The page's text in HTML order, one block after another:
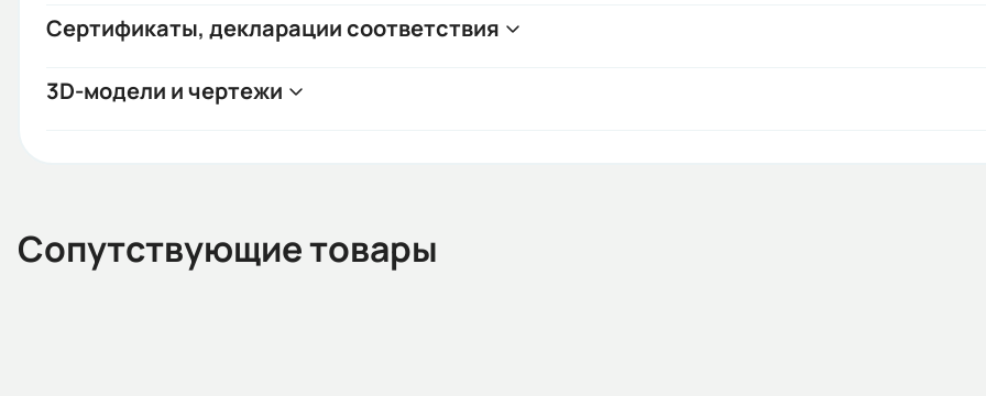
Сертификаты, декларации соответствия
3D-модели и чертежи
Сопутствующие товары